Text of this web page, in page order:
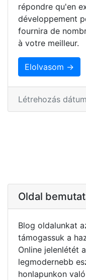
répondre qu'en
développement
fournira de
à votre meilleur.
Elolvasom →
Létrehozás
Oldal
Blog oldalunkat
támogassuk a
Online jelenlétét
legmodernebb
honlapunkon